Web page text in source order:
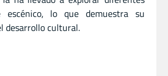
lo que demuestra su
desarrollo cultural.